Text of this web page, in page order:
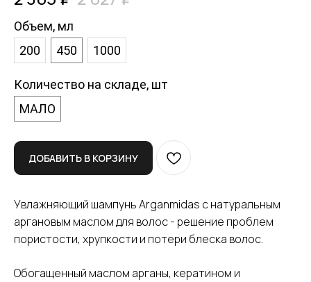
Объем, мл
200
450 1000
Количество на складе, шт
МАЛО
ДОБАВИТЬ В КОРЗИНУ
Увлажняющий шампунь Arganmidas с натуральным
аргановым маслом для волос - решение проблем
пористости, хрупкости и потери блеска волос.
Обогащенный маслом арганы, кератином и